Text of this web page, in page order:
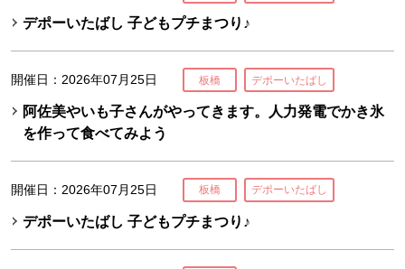
デポーいたばし 子どもプチまつり♪
開催日：2026年07月25日 板橋 デポーいたばし
阿佐美やいも子さんがやってきます。人力発電でかき氷
を作って食べてみよう
開催日：2026年07月25日 板橋 デポーいたばし
デポーいたばし 子どもプチまつり♪